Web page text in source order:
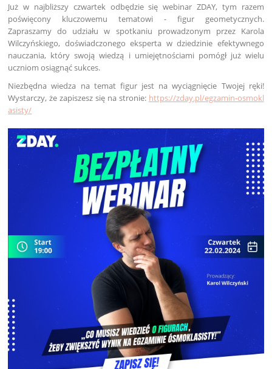
Już w najbliższy czwartek odbędzie się webinar ZDAY, tym razem
poświęcony kluczowemu tematowi - figur geometycznych.
Zapraszamy do udziału w spotkaniu prowadzonym przez Karola
Wilczyńskiego, doświadczonego eksperta w dziedzinie efektywnego
nauczania, który swoją wiedzą i umiejętnościami pomógł już wielu
uczniom osiągnąć sukces.
Niezbędna wiedza na temat figur jest na wyciągnięcie Twojej ręki!
Wystarczy, że zapiszesz się na stronie: https://zday.pl/egzamin-osmokl
asisty/